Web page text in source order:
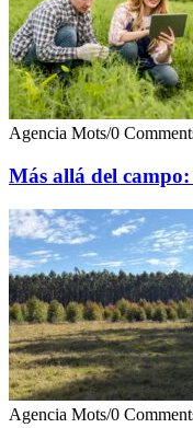
Agencia Mots/0
Más allá del
Agencia Mots/0